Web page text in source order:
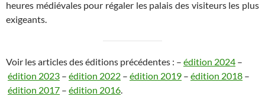
heures médiévales pour régaler les palais des visiteurs les plus
exigeants.
Voir les articles des éditions précédentes : – édition 2024 –
édition 2023 – édition 2022 – édition 2019 – édition 2018 –
édition 2017 – édition 2016.